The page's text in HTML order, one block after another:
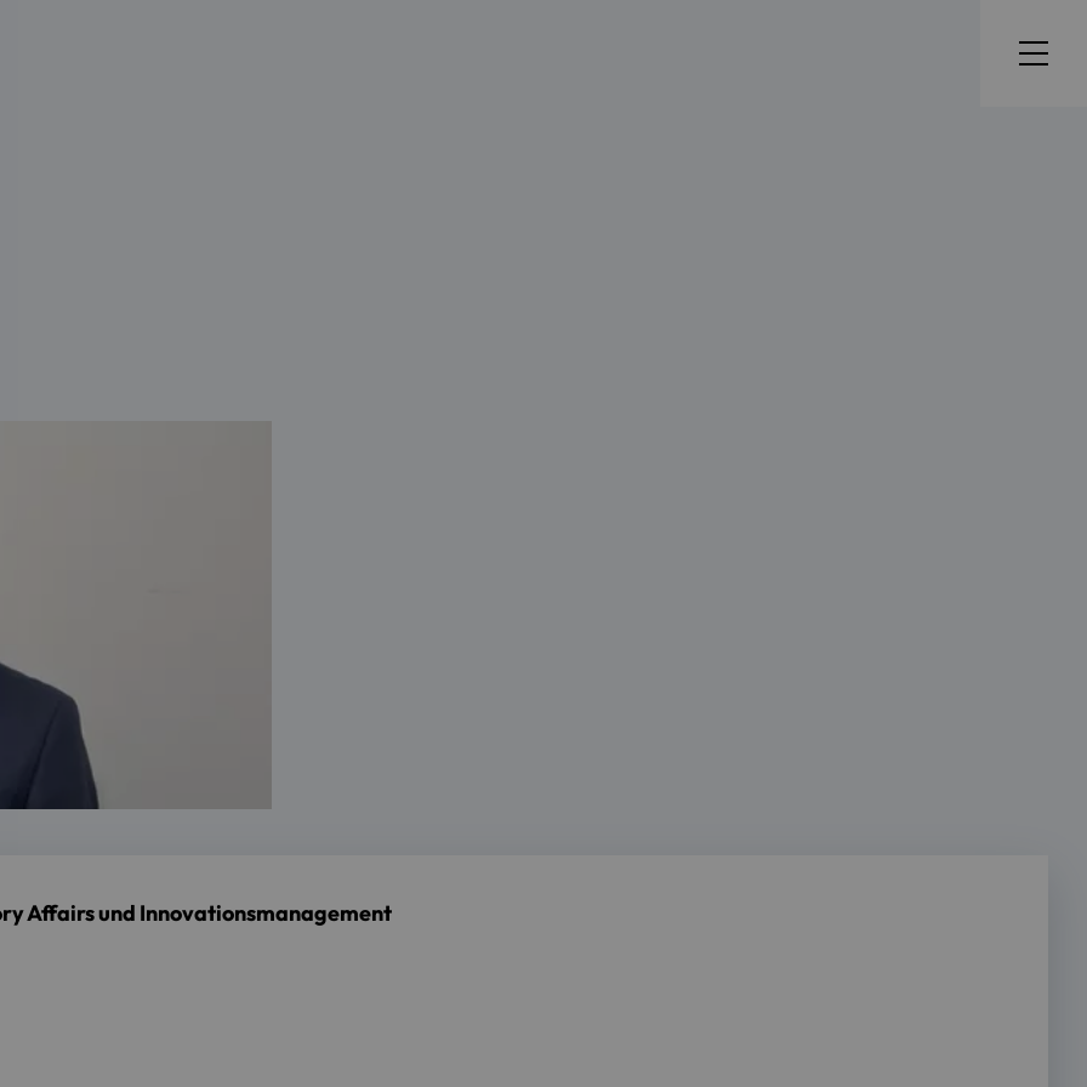
Affairs und Innovationsmanagement